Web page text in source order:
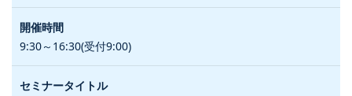
9:30～16:30(受付9:00)